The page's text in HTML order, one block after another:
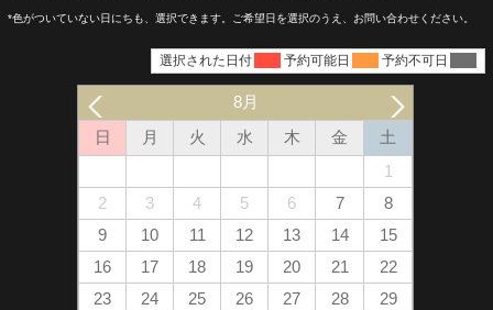
*色がついていない日にちも、選択できます。ご希望日を選択のうえ、お問い合わせください。
選択された日付 予約可能日 予約不可日
8月
日
月 火 水 木 金
土
1
2
3 4 5 6 7
8
9
10 11 12 13 14
15
16
17 18 19 20 21
22
23
24 25 26 27 28
29